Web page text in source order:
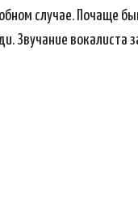
случае. Почаще
вокалиста